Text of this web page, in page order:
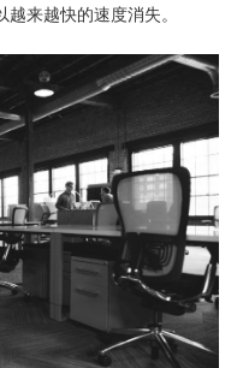
来越快的速度消失。